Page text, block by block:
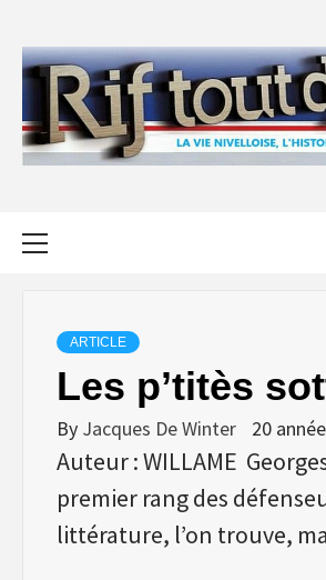
content
ARTICLE
Les p’titès
By Jacques De Winter 20
Auteur : WILLAME
premier rang des
littérature, l’on trouve,